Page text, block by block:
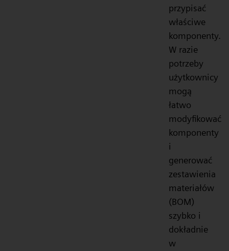
przypisać
właściwe
komponenty.
W razie
potrzeby
użytkownicy
mogą
łatwo
modyfikować
komponenty
i
generować
zestawienia
materiałów
(BOM)
szybko i
dokładnie
w